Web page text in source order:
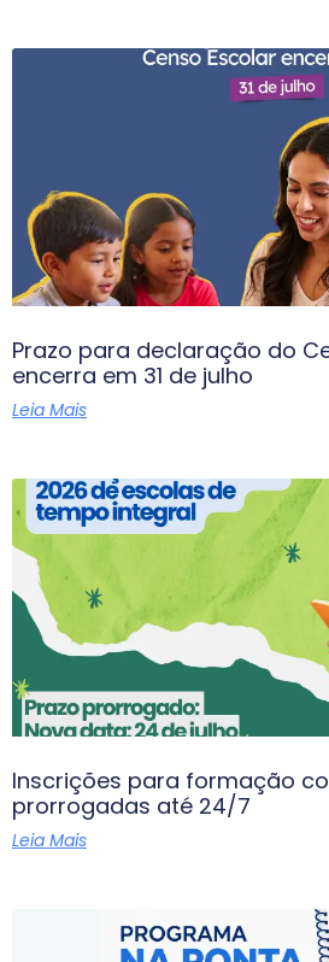
Prazo para declaração do
encerra em 31 de julho
Leia Mais
Inscrições para formação
prorrogadas até 24/7
Leia Mais